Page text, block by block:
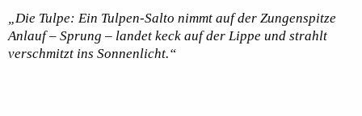
„Die Tulpe: Ein Tulpen-Salto nimmt auf der Zungenspitze
Anlauf – Sprung – landet keck auf der Lippe und strahlt
verschmitzt ins Sonnenlicht.“